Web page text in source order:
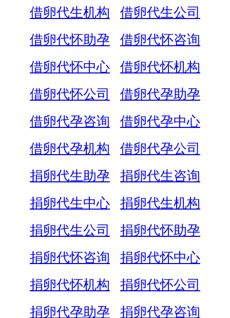
借卵代生机构
借卵代生公司
借卵代怀助孕
借卵代怀咨询
借卵代怀中心
借卵代怀机构
借卵代怀公司
借卵代孕助孕
借卵代孕咨询
借卵代孕中心
借卵代孕机构
借卵代孕公司
捐卵代生助孕
捐卵代生咨询
捐卵代生中心
捐卵代生机构
捐卵代生公司
捐卵代怀助孕
捐卵代怀咨询
捐卵代怀中心
捐卵代怀机构
捐卵代怀公司
捐卵代孕助孕
捐卵代孕咨询